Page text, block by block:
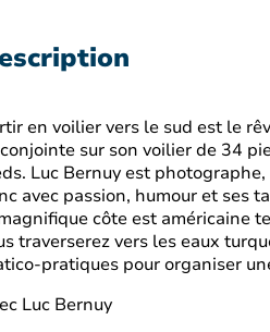
en voilier vers le sud est le
sur son voilier de 34
Luc Bernuy est
avec passion, humour et ses
côte est américaine
traverserez vers les eaux
pratiques pour organiser
Luc Bernuy